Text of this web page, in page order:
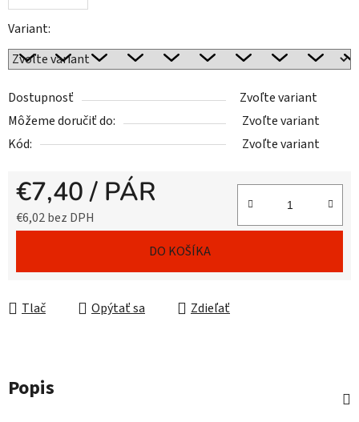
Variant:
Dostupnosť
Zvoľte variant
Môžeme doručiť do:
Zvoľte variant
Kód:
Zvoľte variant
€7,40/ PÁR
€6,02 bez DPH
DO KOŠÍKA
Tlač Opýtať sa Zdieľať
Popis